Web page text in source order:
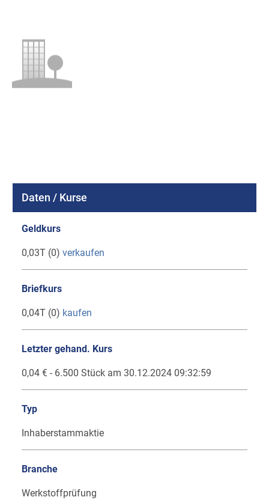
Daten / Kurse
Geldkurs
0,03T (0) verkaufen
Briefkurs
0,04T (0) kaufen
Letzter gehand. Kurs
0,04 € - 6.500 Stück am 30.12.2024 09:32:59
Typ
Inhaberstammaktie
Branche
Werkstoffprüfung